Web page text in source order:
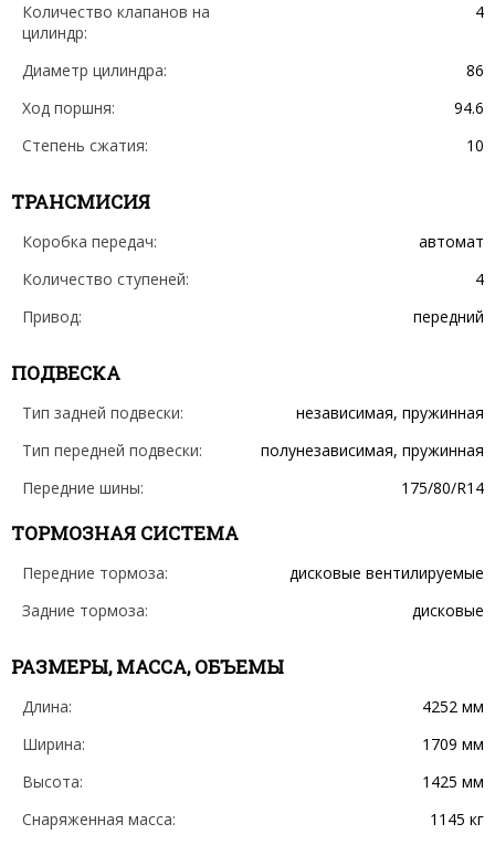
Количество клапанов на
цилиндр:
4
Диаметр цилиндра:
86
Ход поршня:
94.6
Степень сжатия:
10
ТРАНСМИСИЯ
Коробка передач:
автомат
Количество ступеней:
4
Привод:
передний
ПОДВЕСКА
Тип задней подвески:
независимая, пружинная
Тип передней подвески:
полунезависимая, пружинная
Передние шины:
175/80/R14
ТОРМОЗНАЯ СИСТЕМА
Передние тормоза:
дисковые вентилируемые
Задние тормоза:
дисковые
РАЗМЕРЫ, МАССА, ОБЪЕМЫ
Длина:
4252 мм
Ширина:
1709 мм
Высота:
1425 мм
Снаряженная масса:
1145 кг